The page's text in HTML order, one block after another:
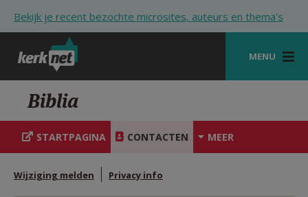
Bekijk je recent bezochte microsites, auteurs en thema's
MENU
STARTPAGINA
KERK
VIERINGEN
SHOP
Biblia
STARTPAGINA CONTACTEN MEER
Wijziging melden Privacy info